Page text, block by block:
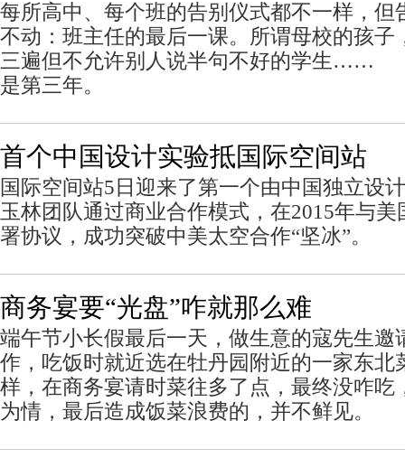
每所高中、每个班的告别仪式都不一样，但
不动：班主任的最后一课。所谓母校的孩子
三遍但不允许别人说半句不好的学生……
是第三年。
首个中国设计实验抵国际空间站
国际空间站5日迎来了第一个由中国独立设
玉林团队通过商业合作模式，在2015年与
署协议，成功突破中美太空合作“坚冰”。
商务宴要“光盘”咋就那么难
端午节小长假最后一天，做生意的寇先生邀
作，吃饭时就近选在牡丹园附近的一家东北
样，在商务宴请时菜往多了点，最终没咋吃
为情，最后造成饭菜浪费的，并不鲜见。